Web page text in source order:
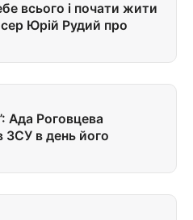
всього і почати жити
Юрій Рудий про
Ада Роговцева
ЗСУ в день його